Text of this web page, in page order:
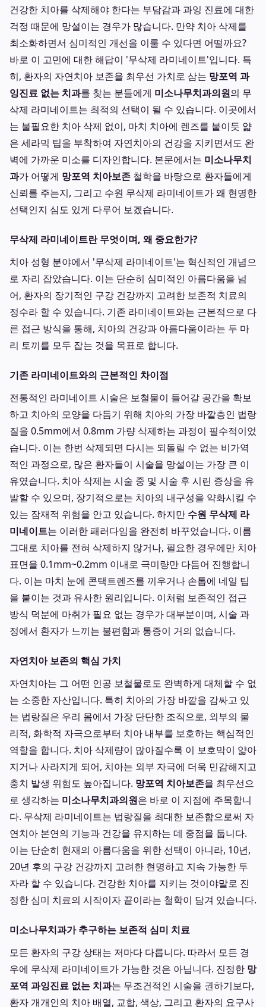
건강한 치아를 삭제해야 한다는 부담감과 과잉 진료에 대한
걱정 때문에 망설이는 경우가 많습니다. 만약 치아 삭제를
최소화하면서 심미적인 개선을 이룰 수 있다면 어떨까요?
바로 이 고민에 대한 해답이 '무삭제 라미네이트'입니다. 특
히, 환자의 자연치아 보존을 최우선 가치로 삼는 망포역 과
잉진료 없는 치과를 찾는 분들에게 미소나무치과의원의 무
삭제 라미네이트는 최적의 선택이 될 수 있습니다. 이곳에서
는 불필요한 치아 삭제 없이, 마치 치아에 렌즈를 붙이듯 얇
은 세라믹 팁을 부착하여 자연치아의 건강을 지키면서도 완
벽에 가까운 미소를 디자인합니다. 본문에서는 미소나무치
과가 어떻게 망포역 치아보존 철학을 바탕으로 환자들에게
신뢰를 주는지, 그리고 수원 무삭제 라미네이트가 왜 현명한
선택인지 심도 있게 다루어 보겠습니다.
무삭제 라미네이트란 무엇이며, 왜 중요한가?
치아 성형 분야에서 '무삭제 라미네이트'는 혁신적인 개념으
로 자리 잡았습니다. 이는 단순히 심미적인 아름다움을 넘
어, 환자의 장기적인 구강 건강까지 고려한 보존적 치료의
정수라 할 수 있습니다. 기존 라미네이트와는 근본적으로 다
른 접근 방식을 통해, 치아의 건강과 아름다움이라는 두 마
리 토끼를 모두 잡는 것을 목표로 합니다.
기존 라미네이트와의 근본적인 차이점
전통적인 라미네이트 시술은 보철물이 들어갈 공간을 확보
하고 치아의 모양을 다듬기 위해 치아의 가장 바깥층인 법랑
질을 0.5mm에서 0.8mm 가량 삭제하는 과정이 필수적이었
습니다. 이는 한번 삭제되면 다시는 되돌릴 수 없는 비가역
적인 과정으로, 많은 환자들이 시술을 망설이는 가장 큰 이
유였습니다. 치아 삭제는 시술 중 및 시술 후 시린 증상을 유
발할 수 있으며, 장기적으로는 치아의 내구성을 약화시킬 수
있는 잠재적 위험을 안고 있습니다. 하지만 수원 무삭제 라
미네이트는 이러한 패러다임을 완전히 바꾸었습니다. 이름
그대로 치아를 전혀 삭제하지 않거나, 필요한 경우에만 치아
표면을 0.1mm~0.2mm 이내로 극미량만 다듬어 진행합니
다. 이는 마치 눈에 콘택트렌즈를 끼우거나 손톱에 네일 팁
을 붙이는 것과 유사한 원리입니다. 이처럼 보존적인 접근
방식 덕분에 마취가 필요 없는 경우가 대부분이며, 시술 과
정에서 환자가 느끼는 불편함과 통증이 거의 없습니다.
자연치아 보존의 핵심 가치
자연치아는 그 어떤 인공 보철물로도 완벽하게 대체할 수 없
는 소중한 자산입니다. 특히 치아의 가장 바깥을 감싸고 있
는 법랑질은 우리 몸에서 가장 단단한 조직으로, 외부의 물
리적, 화학적 자극으로부터 치아 내부를 보호하는 핵심적인
역할을 합니다. 치아 삭제량이 많아질수록 이 보호막이 얇아
지거나 사라지게 되어, 치아는 외부 자극에 더욱 민감해지고
충치 발생 위험도 높아집니다. 망포역 치아보존을 최우선으
로 생각하는 미소나무치과의원은 바로 이 지점에 주목합니
다. 무삭제 라미네이트는 법랑질을 최대한 보존함으로써 자
연치아 본연의 기능과 건강을 유지하는 데 중점을 둡니다.
이는 단순히 현재의 아름다움을 위한 선택이 아니라, 10년,
20년 후의 구강 건강까지 고려한 현명하고 지속 가능한 투
자라 할 수 있습니다. 건강한 치아를 지키는 것이야말로 진
정한 심미 치료의 시작이자 끝이라는 철학이 담겨 있습니다.
미소나무치과가 추구하는 보존적 심미 치료
모든 환자의 구강 상태는 저마다 다릅니다. 따라서 모든 경
우에 무삭제 라미네이트가 가능한 것은 아닙니다. 진정한 망
포역 과잉진료 없는 치과는 무조건적인 시술을 권하기보다,
환자 개개인의 치아 배열, 교합, 색상, 그리고 환자의 요구사